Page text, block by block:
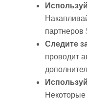
партнеров
Следите
проводит
Некоторые